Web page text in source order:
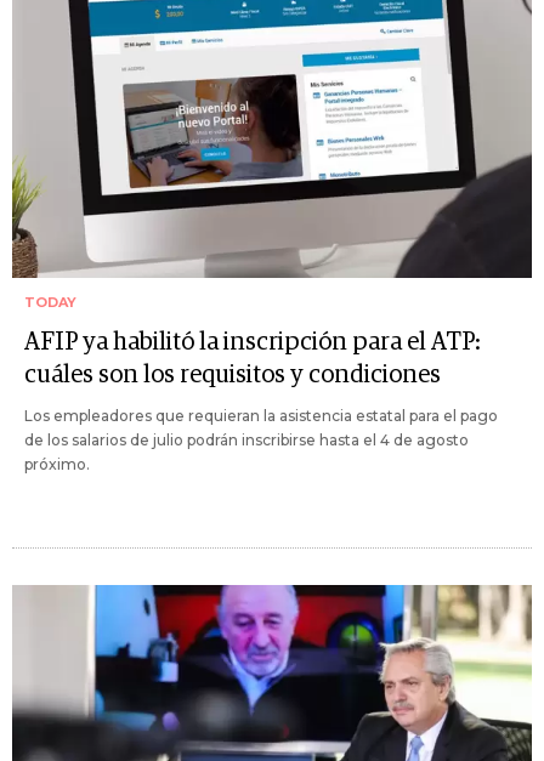
TODAY
AFIP ya habilitó la inscripción para el ATP:
cuáles son los requisitos y condiciones
Los empleadores que requieran la asistencia estatal para el pago
de los salarios de julio podrán inscribirse hasta el 4 de agosto
próximo.